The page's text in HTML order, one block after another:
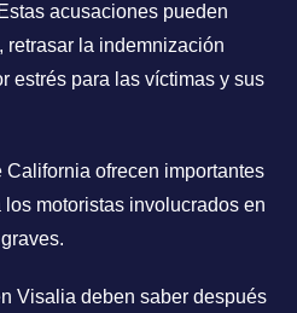
acusaciones pueden
retrasar la indemnización
estrés para las víctimas y sus
ofrecen importantes
motoristas involucrados en
Visalia deben saber después